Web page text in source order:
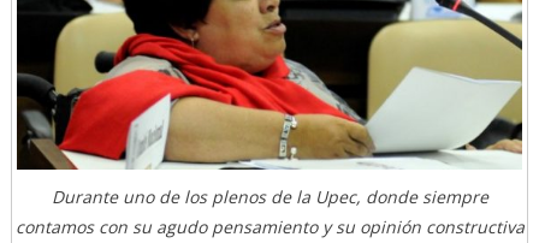
Durante uno de los plenos de la Upec, donde siempre
contamos con su agudo pensamiento y su opinión constructiva